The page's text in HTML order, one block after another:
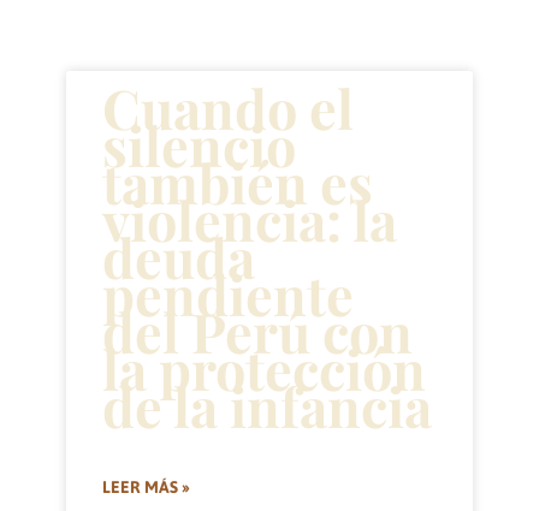
Cuando el
silencio
también es
violencia: la
deuda
pendiente
del Perú con
la protección
de la infancia
LEER MÁS »